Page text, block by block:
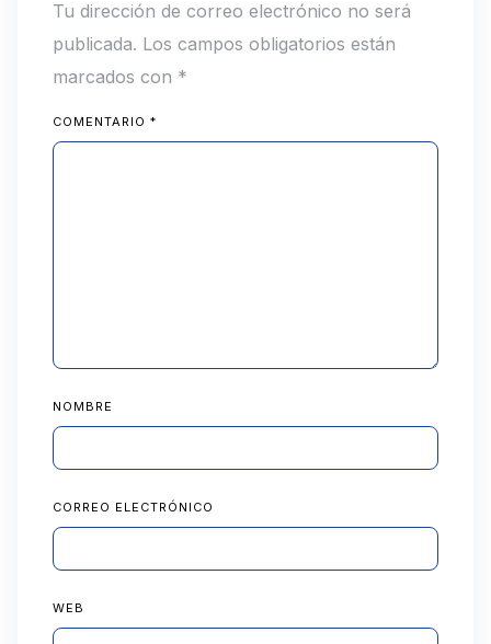
Tu dirección de correo electrónico no será
publicada. Los campos obligatorios están
marcados con *
COMENTARIO *
NOMBRE
CORREO ELECTRÓNICO
WEB